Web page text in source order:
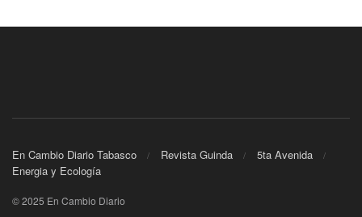
En Cambio Diario Tabasco Revista Guinda
5ta Avenida
Energia y Ecología
© 2025 En Cambio Diario